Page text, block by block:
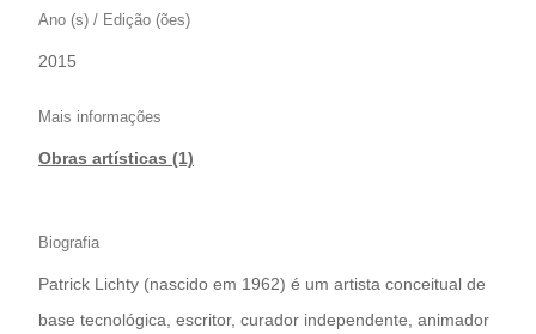
Ano (s) / Edição (ões)
2015
Mais informações
Obras artísticas (1)
Biografia
Patrick Lichty (nascido em 1962) é um artista conceitual de
base tecnológica, escritor, curador independente, animador